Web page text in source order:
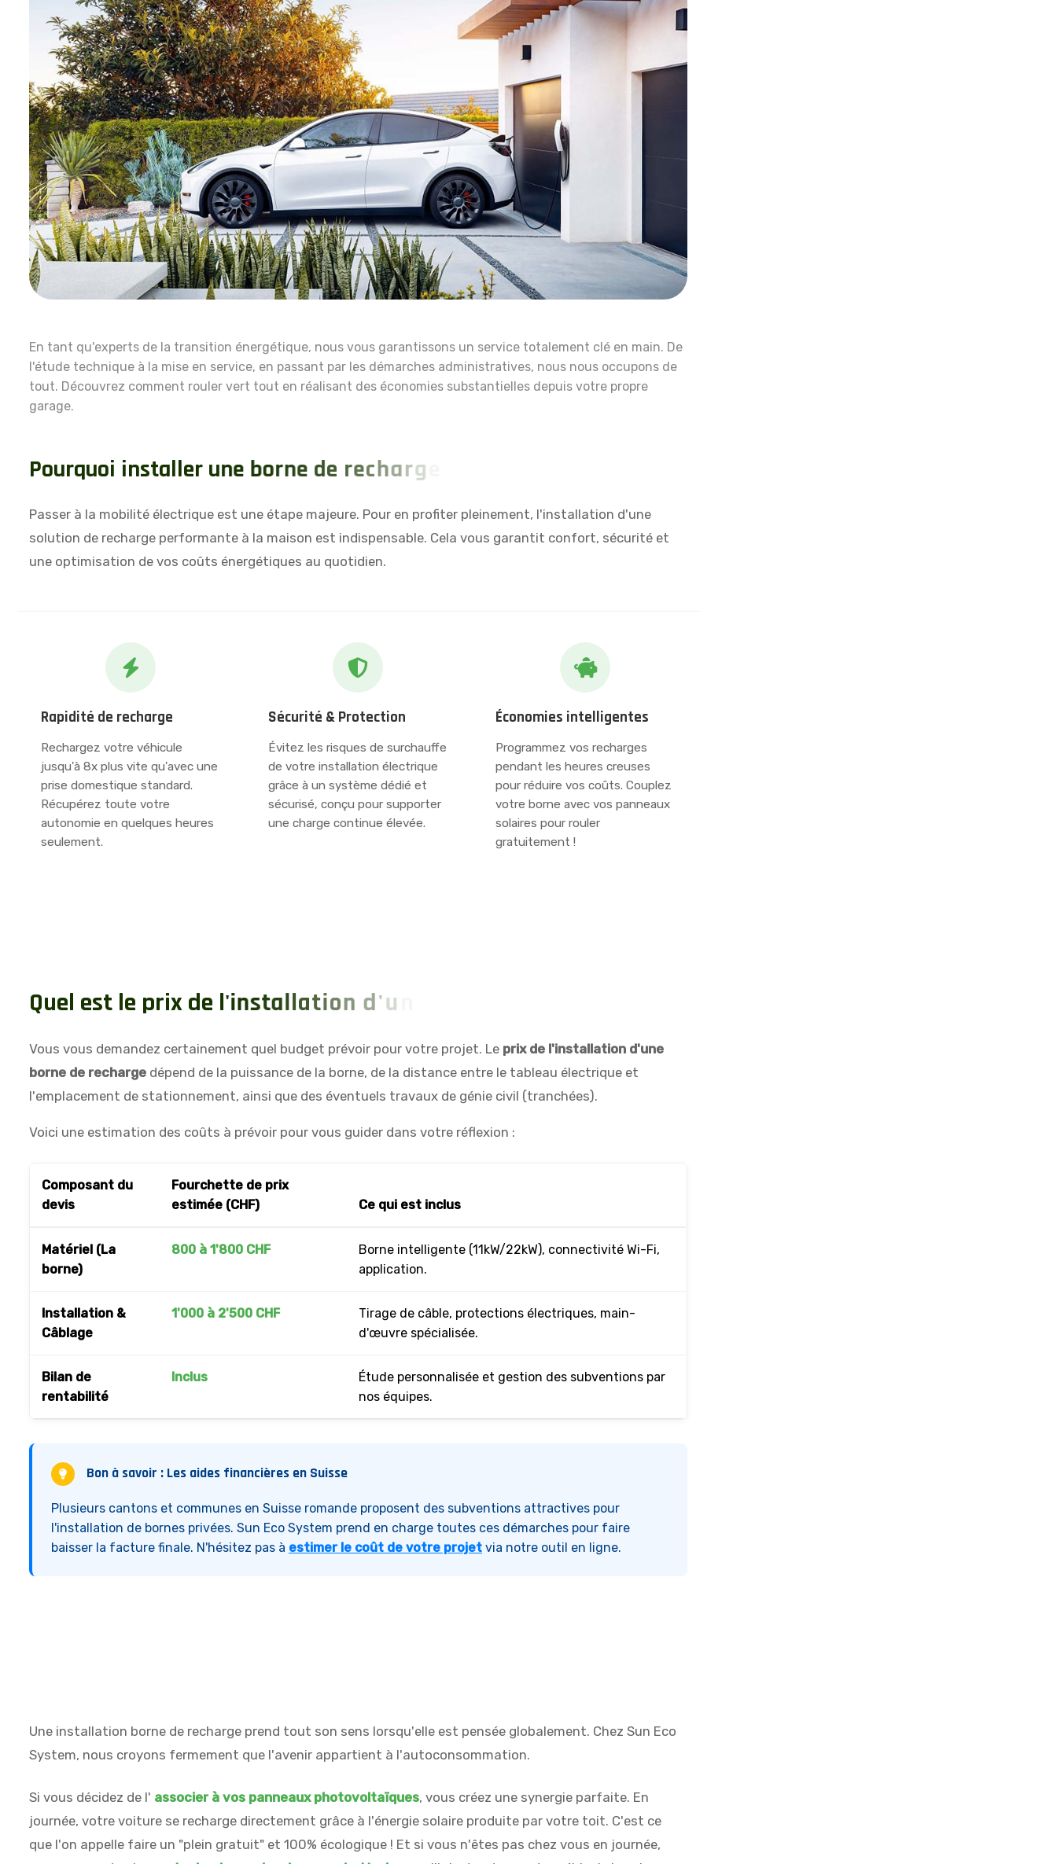
En tant qu'experts de la transition énergétique, nous vous garantissons un service totalement clé en main. De
l'étude technique à la mise en service, en passant par les démarches administratives, nous nous occupons de
tout. Découvrez comment rouler vert tout en réalisant des économies substantielles depuis votre propre
garage.
Pourquoi installer une borne de recharge
Passer à la mobilité électrique est une étape majeure. Pour en profiter pleinement, l'installation d'une
solution de recharge performante à la maison est indispensable. Cela vous garantit confort, sécurité et
une optimisation de vos coûts énergétiques au quotidien.
Rapidité de recharge
Rechargez votre véhicule
jusqu'à 8x plus vite qu'avec une
prise domestique standard.
Récupérez toute votre
autonomie en quelques heures
seulement.
Sécurité & Protection
Évitez les risques de surchauffe
de votre installation électrique
grâce à un système dédié et
sécurisé, conçu pour supporter
une charge continue élevée.
Économies intelligentes
Programmez vos recharges
pendant les heures creuses
pour réduire vos coûts. Couplez
votre borne avec vos panneaux
solaires pour rouler
gratuitement !
Quel est le prixde l'installationd'un
Vous vous demandez certainement quel budget prévoir pour votre projet. Le prix de l'installation d'une
borne de recharge dépend de la puissance de la borne, de la distance entre le tableau électrique et
l'emplacement de stationnement, ainsi que des éventuels travaux de génie civil (tranchées).
Voici une estimation des coûts à prévoir pour vous guider dans votre réflexion :
Composant du
devis
Fourchette de prix
estimée (CHF)
Ce qui est inclus
Matériel (La
borne)
800 à 1'800 CHF
Borne intelligente (11kW/22kW), connectivité Wi-Fi,
application.
Installation &
Câblage
1'000 à 2'500 CHF
Tirage de câble, protections électriques, main-
d'œuvre spécialisée.
Bilan de
rentabilité
Inclus
Étude personnalisée et gestion des subventions par
nos équipes.
Bon à savoir : Les aides financières en Suisse
Plusieurs cantons et communes en Suisse romande proposent des subventions attractives pour
l'installation de bornes privées. Sun Eco System prend en charge toutes ces démarches pour faire
baisser la facture finale. N'hésitez pas à estimer le coût de votre projet via notre outil en ligne.
Une installation borne de recharge prend tout son sens lorsqu'elle est pensée globalement. Chez Sun Eco
System, nous croyons fermement que l'avenir appartient à l'autoconsommation.
Si vous décidez de l' associer à vos panneaux photovoltaïques, vous créez une synergie parfaite. En
journée, votre voiture se recharge directement grâce à l'énergie solaire produite par votre toit. C'est ce
que l'on appelle faire un "plein gratuit" et 100% écologique ! Et si vous n'êtes pas chez vous en journée,